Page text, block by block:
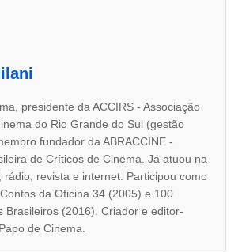
presidente da ACCIRS - Associação
do Rio Grande do Sul (gestão
fundador da ABRACCINE -
de Críticos de Cinema. Já atuou na
rádio, revista e internet. Participou como
da Oficina 34 (2005) e 100
Brasileiros (2016). Criador e editor-
de Cinema.